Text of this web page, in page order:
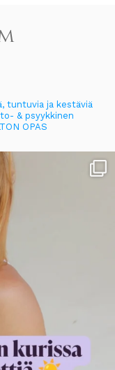
tuntuvia ja kestäviä
& psyykkinen
OPAS